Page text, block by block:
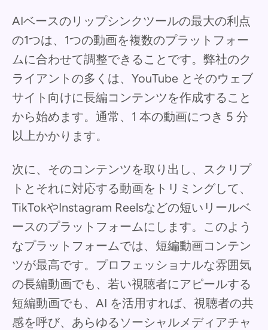
AIベースのリップシンクツールの最大の利点
の1つは、1つの動画を複数のプラットフォー
ムに合わせて調整できることです。弊社のク
ライアントの多くは、YouTube とそのウェブ
サイト向けに長編コンテンツを作成すること
から始めます。通常、1 本の動画につき 5 分
以上かかります。
次に、そのコンテンツを取り出し、スクリプ
トとそれに対応する動画をトリミングして、
TikTokやInstagram Reelsなどの短いリールベ
ースのプラットフォームにします。このよう
なプラットフォームでは、短編動画コンテン
ツが最高です。プロフェッショナルな雰囲気
の長編動画でも、若い視聴者にアピールする
短編動画でも、AI を活用すれば、視聴者の共
感を呼び、あらゆるソーシャルメディアチャ